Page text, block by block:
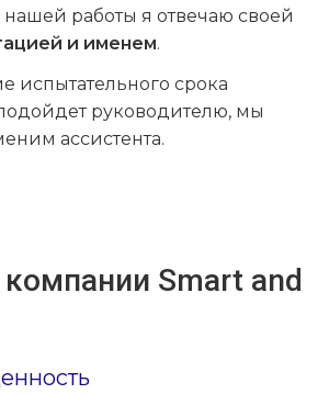
нашей работы я отвечаю своей
и именем.
испытательного срока
руководителю, мы
ассистента.
Smart and